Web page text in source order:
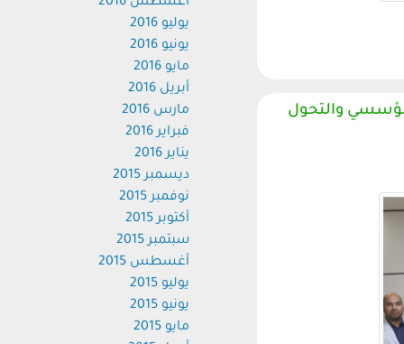
والتحول
يوليو 2016
يونيو 2016
مايو 2016
أبريل 2016
مارس 2016
فبراير 2016
يناير 2016
ديسمبر 2015
نوفمبر 2015
أكتوبر 2015
سبتمبر 2015
أغسطس 2015
يوليو 2015
يونيو 2015
مايو 2015